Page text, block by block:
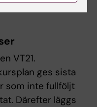
VT21.
ges sista
som inte fullföljt
Därefter läggs